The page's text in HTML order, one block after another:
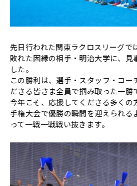
先日行われた関東ラクロスリーグ
敗れた因縁の相手・明治大学に、見
した。
この勝利は、選手・スタッフ・コー
ださる皆さま全員で掴み取った一勝
今年こそ、応援してくださる多くの
手権大会で優勝の瞬間を迎えられる
って一戦一戦戦い抜きます。